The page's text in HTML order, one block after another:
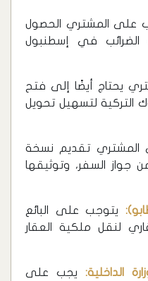
على المشتري الحصول
في إسطنبول
يحتاج أيضًا إلى فتح
لتسهيل تحويل
المشتري تقديم نسخة
جواز السفر، وتوثيقها
يتوجب على البائع
لنقل ملكية العقار
يجب على